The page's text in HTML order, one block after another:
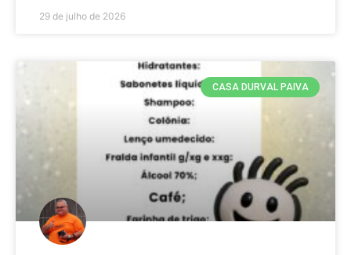
29 de julho de 2026
CASA DURVAL PAIVA